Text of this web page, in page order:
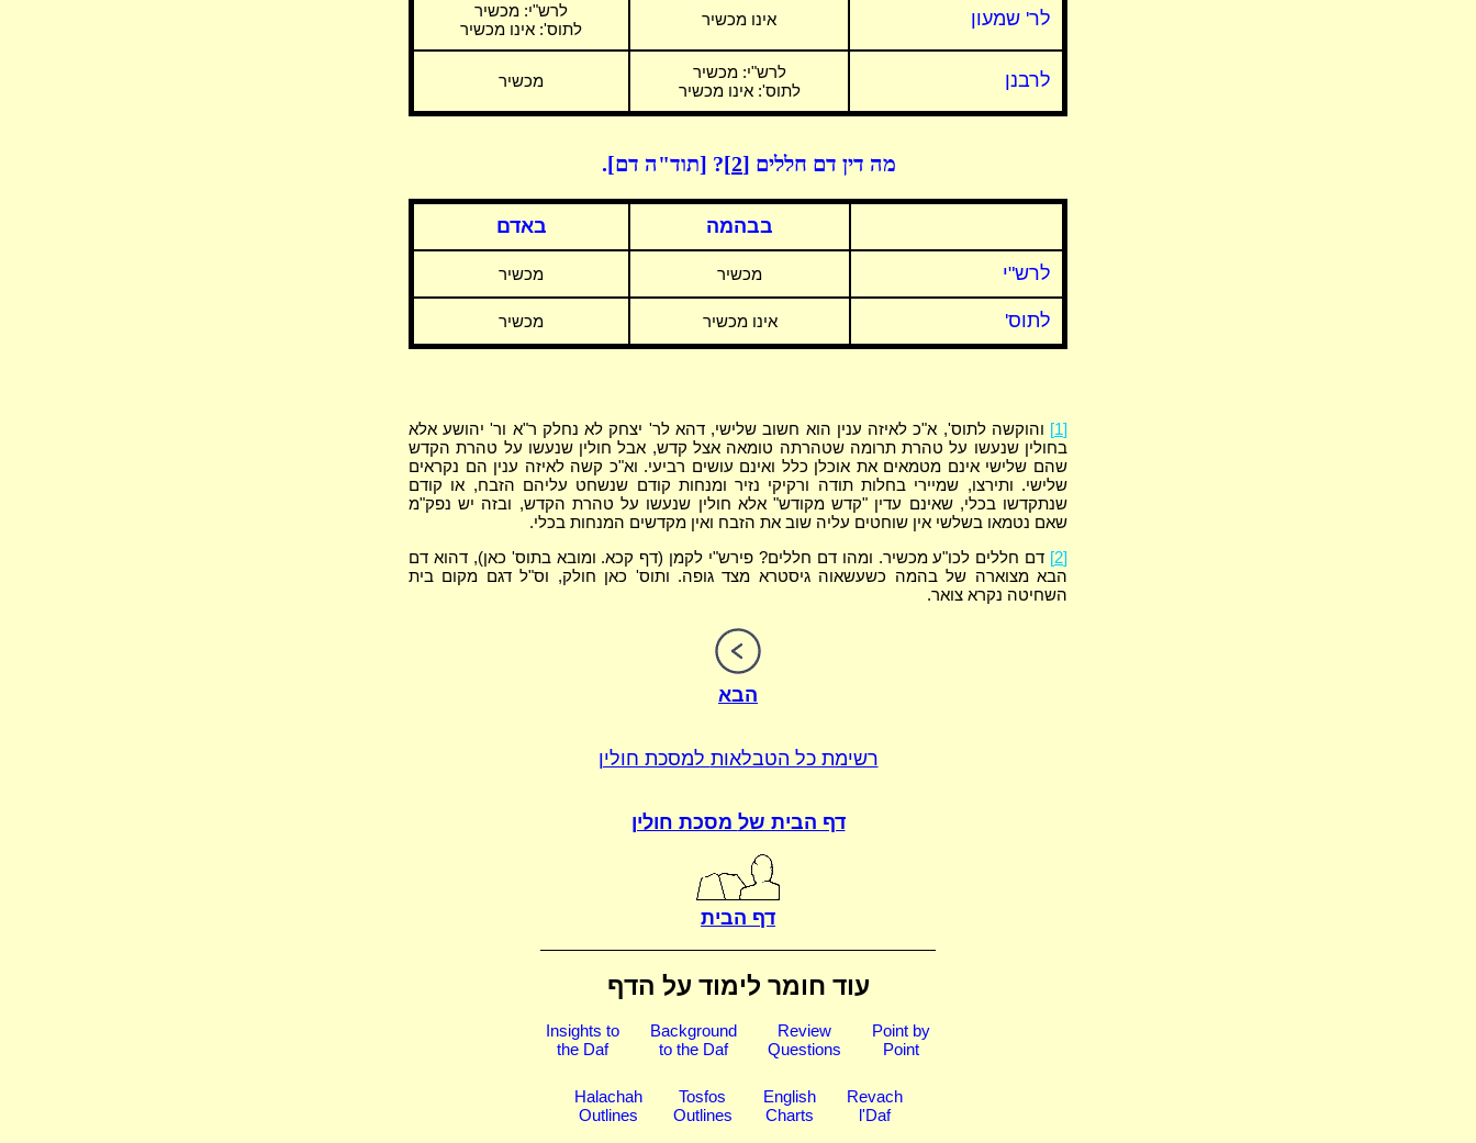
לר' שמעון אינו מכשיר לרש"י: מכשיר
לתוס': אינו מכשיר
לרבנן לרש"י: מכשיר
לתוס': אינו מכשיר
מכשיר
מה דין דם חללים [2] ? [תוד"ה דם].
בבהמה באדם
לרש"י מכשיר מכשיר
לתוס' אינו מכשיר מכשיר
[1]
והוקשה לתוס', א"כ לאיזה ענין הוא חשוב שלישי, דהא לר' יצחק לא נחלק ר"א ור' יהושע אלא
בחולין שנעשו על טהרת תרומה שטהרתה טומאה אצל קדש, אבל חולין שנעשו על טהרת הקדש
שהם שלישי אינם מטמאים את אוכלן כלל ואינם עושים רביעי. וא"כ קשה לאיזה ענין הם נקראים
שלישי. ותירצו, שמיירי בחלות תודה ורקיקי נזיר ומנחות קודם שנשחט עליהם הזבח, או קודם
שנתקדשו בכלי, שאינם עדין "קדש מקודש" אלא חולין שנעשו על טהרת הקדש, ובזה יש נפק"מ
שאם נטמאו בשלשי אין שוחטים עליה שוב את הזבח ואין מקדשים המנחות בכלי.
[2]
דם חללים לכו"ע מכשיר. ומהו דם חללים? פירש"י לקמן (דף קכא. ומובא בתוס' כאן), דהוא דם
הבא מצוארה של בהמה כשעשאוה גיסטרא מצד גופה. ותוס' כאן חולק, וס"ל דגם מקום בית
השחיטה נקרא צואר.
הבא
רשימת כל הטבלאות למסכת חולין
דף הבית של מסכת חולין
דף הבית
עוד חומר לימוד על הדף
Insights to
the Daf
Background
to the Daf
Review
Questions
Point by
Point
Halachah
Outlines
Tosfos
Outlines
English
Charts
Revach
l'Daf